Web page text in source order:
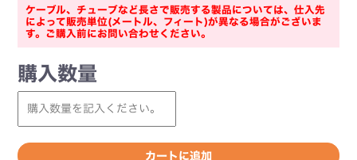
ケーブル、チューブなど長さで販売する製品については、仕入先
によって販売単位(メートル、フィート)が異なる場合がございま
す。ご購入前にお問い合わせください。
購入数量